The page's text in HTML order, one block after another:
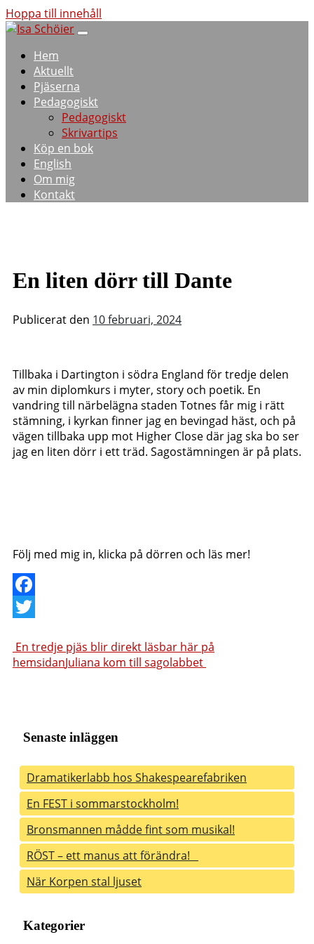
Hoppa till innehåll
Hem
Aktuellt
Pjäserna
Pedagogiskt
Pedagogiskt
Skrivartips
Köp en bok
English
Om mig
Kontakt
En liten dörr till Dante
Publicerat den 10 februari, 2024
Tillbaka i Dartington i södra England för tredje delen
av min diplomkurs i myter, story och poetik. En
vandring till närbelägna staden Totnes får mig i rätt
stämning, i kyrkan finner jag en bevingad häst, och på
vägen tillbaka upp mot Higher Close där jag ska bo ser
jag en liten dörr i ett träd. Sagostämningen är på plats.
Följ med mig in, klicka på dörren och läs mer!
Facebook
Inläggsnavigering
En tredje pjäs blir direkt läsbar här på
hemsidanJuliana kom till sagolabbet
Senaste inläggen
Dramatikerlabb hos Shakespearefabriken
En FEST i sommarstockholm!
Bronsmannen mådde fint som musikal!
RÖST – ett manus att förändra!
När Korpen stal ljuset
Kategorier